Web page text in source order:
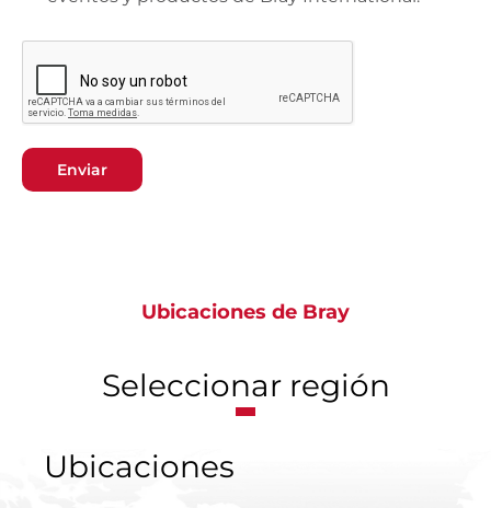
Enviar
Ubicaciones de Bray
Seleccionar región
Ubicaciones